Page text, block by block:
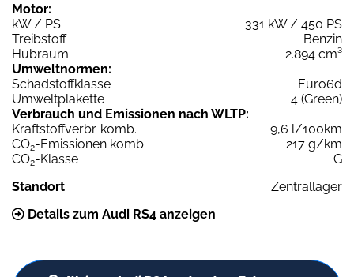
Motor:
kW / PS
331 kW / 450 PS
Treibstoff
Benzin
Hubraum
2.894 cm³
Umweltnormen:
Schadstoffklasse
Euro6d
Umweltplakette
4 (Green)
Verbrauch und Emissionen nach WLTP:
Kraftstoffverbr. komb.
9,6 l/100km
CO2-Emissionen komb.
217 g/km
CO2-Klasse
G
Standort
Zentrallager
Details zum Audi RS4 anzeigen